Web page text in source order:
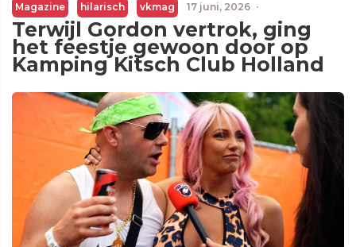
Magazine hilarisch vkmag 17 juni, 2026 ·
Terwijl Gordon vertrok, ging
het feestje gewoon door op
Kamping Kitsch Club Holland